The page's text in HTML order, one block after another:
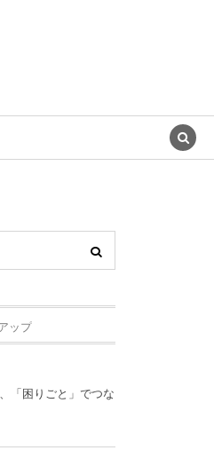
ップ
「困りごと」でつな